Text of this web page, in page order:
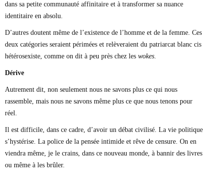
dans sa petite communauté affinitaire et à transformer sa nuance
identitaire en absolu.
D’autres doutent même de l’existence de l’homme et de la femme. Ces
deux catégories seraient périmées et relèveraient du patriarcat blanc cis
hétérosexiste, comme on dit à peu près chez les wokes.
Dérive
Autrement dit, non seulement nous ne savons plus ce qui nous
rassemble, mais nous ne savons même plus ce que nous tenons pour
réel.
Il est difficile, dans ce cadre, d’avoir un débat civilisé. La vie politique
s’hystérise. La police de la pensée intimide et rêve de censure. On en
viendra même, je le crains, dans ce nouveau monde, à bannir des livres
ou même à les brûler.